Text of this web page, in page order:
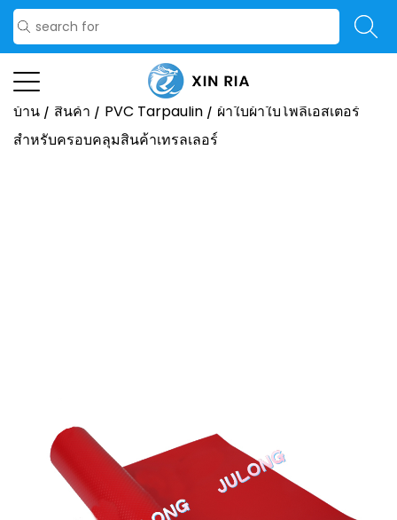
บ้าน / สินค้า / PVC Tarpaulin / ผ้าใบผ้าใบโพลีเอสเตอร์
สำหรับครอบคลุมสินค้าเทรลเลอร์